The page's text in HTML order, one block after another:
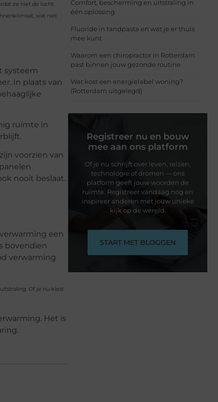
ze niet de lucht
wat niet
systeem
In plaats van
ruimte in
voorzien van
nooit beslaat.
een
bovendien
verwarming
Of je nu kiest
Het is
Comfort, bescherming en uitstraling in
één oplossing
Fluoride in tandpasta en wat je er thuis
mee kunt
Waarom een chiropractor in Rotterdam
past binnen jouw gezonde routine
Wat kost een energielabel woning?
(Rotterdam uitgelegd)
Registreer nu en bouw
mee aan ons platform
Of je nu schrijft over leven, reizen,
technologie of dromen — ons
platform geeft jouw woorden de
ruimte. Registreer vandaag nog en
inspireer anderen met jouw unieke
kijk op de wereld.
START MET BLOGGEN